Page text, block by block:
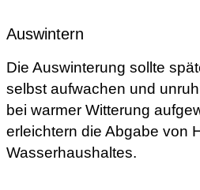
Auswintern
Die Auswinterung sollte
selbst aufwachen und
bei warmer Witterung
erleichtern die Abgabe von
Wasserhaushaltes.